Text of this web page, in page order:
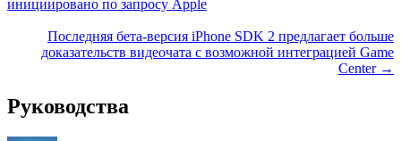
инициировано по запросу Apple
Последняя бета-версия iPhone SDK 2 предлагает больше
доказательств видеочата с возможной интеграцией Game
Center →
Руководства